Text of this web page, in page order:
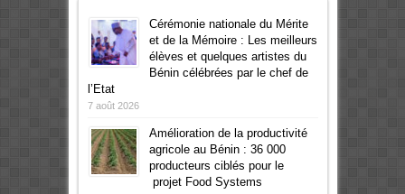
Cérémonie nationale du Mérite
et de la Mémoire : Les meilleurs
élèves et quelques artistes du
Bénin célébrées par le chef de
l’Etat
7 août 2026
Amélioration de la productivité
agricole au Bénin : 36 000
producteurs ciblés pour le
projet Food Systems